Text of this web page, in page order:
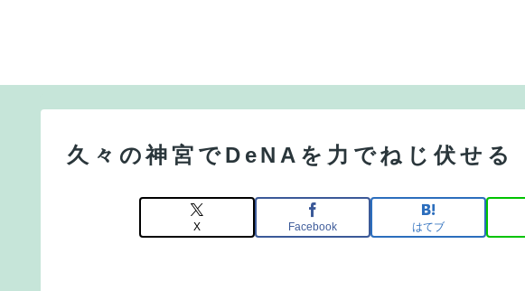
久々の神宮でDeNAを力でねじ伏せる
X Facebook はてブ